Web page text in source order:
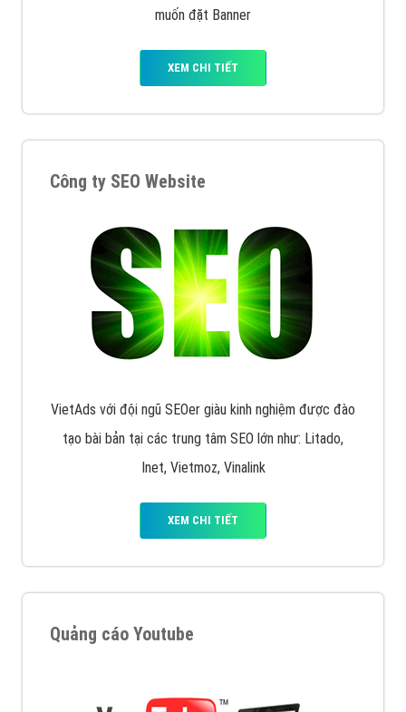
muốn đặt Banner
XEM CHI TIẾT
Công ty SEO Website
VietAds với đội ngũ SEOer giàu kinh nghiệm được đào
tạo bài bản tại các trung tâm SEO lớn như: Litado,
Inet, Vietmoz, Vinalink
XEM CHI TIẾT
Quảng cáo Youtube